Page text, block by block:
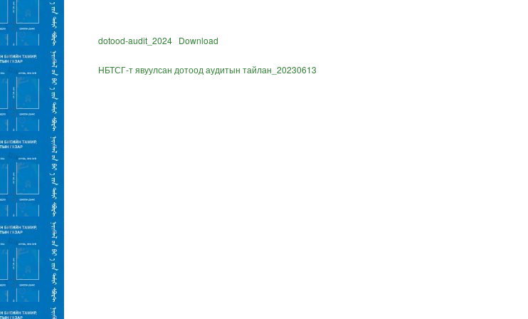
dotood-audit_2024 Download
НБТСГ-т явуулсан дотоод аудитын тайлан_20230613